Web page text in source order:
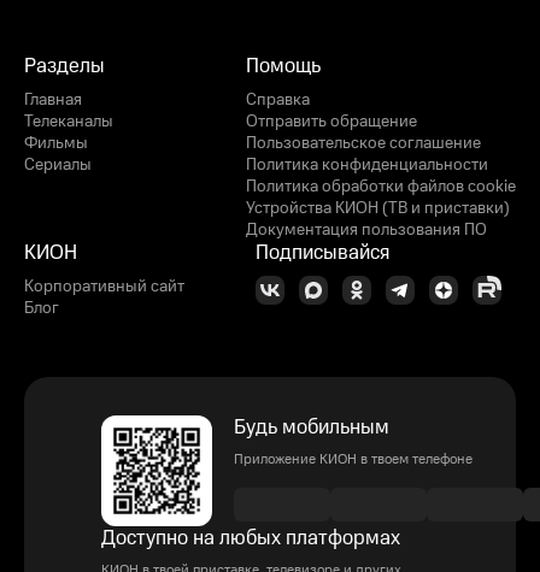
Разделы
Главная
Телеканалы
Фильмы
Сериалы
Помощь
Справка
Отправить обращение
Пользовательское соглашение
Политика конфиденциальности
Политика обработки файлов cookie
Устройства КИОН (ТВ и приставки)
Документация пользования ПО
КИОН
Корпоративный сайт
Блог
Подписывайся
Будь мобильным
Приложение КИОН в твоем телефоне
Доступно на любых платформах